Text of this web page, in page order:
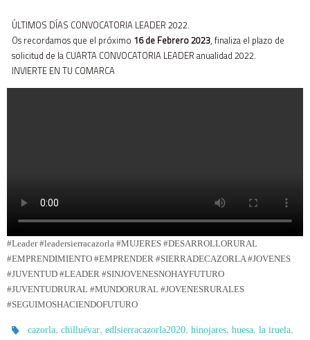
ÚLTIMOS DÍAS CONVOCATORIA LEADER 2022.
Os recordamos que el próximo 16 de Febrero 2023, finaliza el plazo de
solicitud de la CUARTA CONVOCATORIA LEADER anualidad 2022.
INVIERTE EN TU COMARCA
#Leader #leadersierracazorla #MUJERES #DESARROLLORURAL
#EMPRENDIMIENTO #EMPRENDER #SIERRADECAZORLA #JOVENES
#JUVENTUD #LEADER #SINJOVENESNOHAYFUTURO
#JUVENTUDRURAL #MUNDORURAL #JOVENESRURALES
#SEGUIMOSHACIENDOFUTURO
cazorla,chilluévar,edlsierracazorla2020,hinojares,huesa,la iruela,